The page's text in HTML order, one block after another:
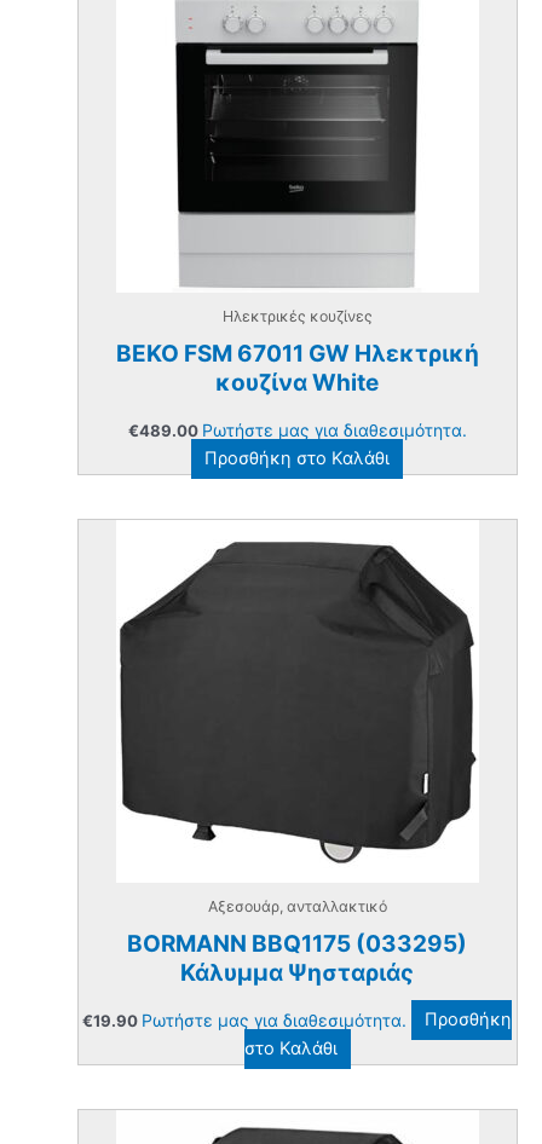
Ηλεκτρικές κουζίνες
BEKO FSM 67011 GW Ηλεκτρική
κουζίνα White
€489.00 Ρωτήστε μας για διαθεσιμότητα.
Προσθήκη στο Καλάθι
Αξεσουάρ, ανταλλακτικό
BORMANN BBQ1175 (033295)
Κάλυμμα Ψησταριάς
€19.90 Ρωτήστε μας για διαθεσιμότητα.
Προσθήκη
στο Καλάθι